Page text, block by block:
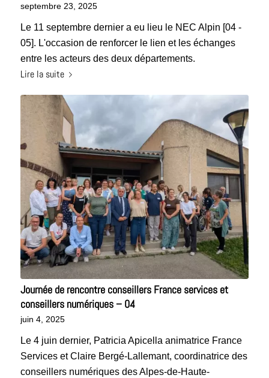
septembre 23, 2025
Le 11 septembre dernier a eu lieu le NEC Alpin [04 -
05]. L'occasion de renforcer le lien et les échanges
entre les acteurs des deux départements.
Lire la suite
Journée de rencontre conseillers France services et
conseillers numériques – 04
juin 4, 2025
Le 4 juin dernier, Patricia Apicella animatrice France
Services et Claire Bergé-Lallemant, coordinatrice des
conseillers numériques des Alpes-de-Haute-